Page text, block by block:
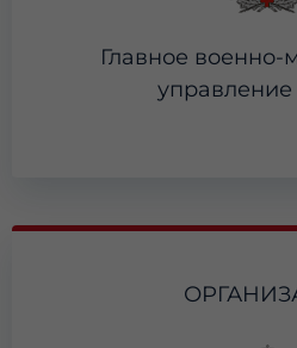
Главное военно-